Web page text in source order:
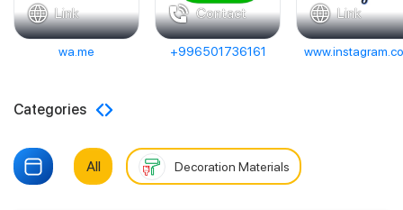
Link
wa.me
Contact
+996501736161
Link
Categories
All Decoration Materials